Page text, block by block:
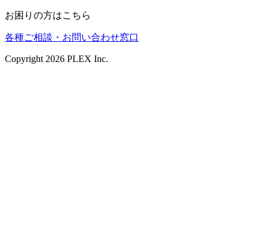
お困りの方はこちら
各種ご相談・お問い合わせ窓口
Copyright 2026 PLEX Inc.